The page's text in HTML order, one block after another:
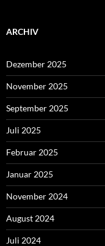
ARCHIV
Dezember 2025
November 2025
September 2025
Juli 2025
Februar 2025
Januar 2025
November 2024
August 2024
Juli 2024